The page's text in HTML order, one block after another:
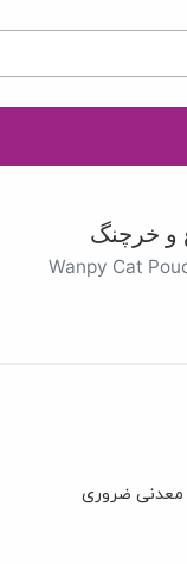
و خرچنگ
Wanpy Cat
معدنی ضروری